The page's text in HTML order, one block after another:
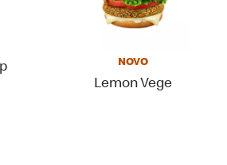
NOVO
Lemon Vege